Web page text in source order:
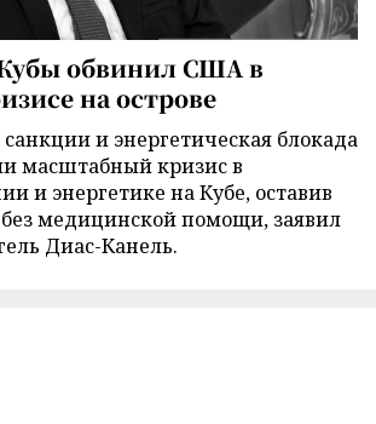
обвинил США в
на острове
и энергетическая блокада
масштабный кризис в
и энергетике на Кубе, оставив
медицинской помощи, заявил
Диас-Канель.